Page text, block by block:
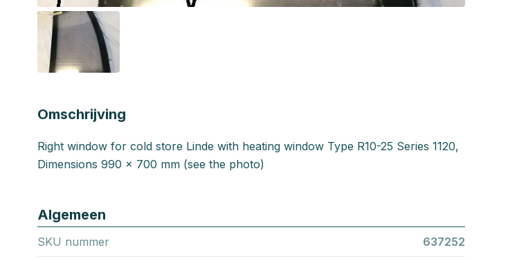
Omschrijving
Right window for cold store Linde with heating window Type R10-25 Series 1120,
Dimensions 990 x 700 mm (see the photo)
Algemeen
SKU nummer 637252